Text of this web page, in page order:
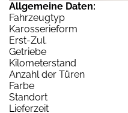
Allgemeine Daten:
Fahrzeugtyp
Karosserieform
Erst-Zul.
Getriebe
Kilometerstand
Anzahl der Türen
Farbe
Standort
Lieferzeit